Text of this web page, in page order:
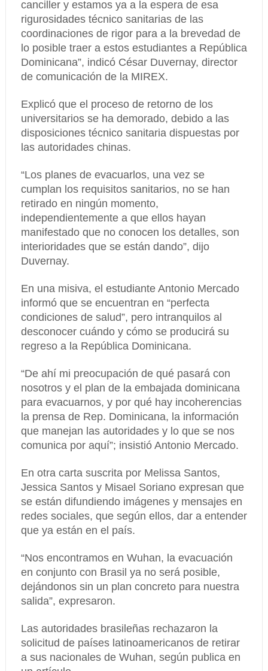
canciller y estamos ya a la espera de esa
rigurosidades técnico sanitarias de las
coordinaciones de rigor para a la brevedad de
lo posible traer a estos estudiantes a República
Dominicana”, indicó César Duvernay, director
de comunicación de la MIREX.
Explicó que el proceso de retorno de los
universitarios se ha demorado, debido a las
disposiciones técnico sanitaria dispuestas por
las autoridades chinas.
“Los planes de evacuarlos, una vez se
cumplan los requisitos sanitarios, no se han
retirado en ningún momento,
independientemente a que ellos hayan
manifestado que no conocen los detalles, son
interioridades que se están dando”, dijo
Duvernay.
En una misiva, el estudiante Antonio Mercado
informó que se encuentran en “perfecta
condiciones de salud”, pero intranquilos al
desconocer cuándo y cómo se producirá su
regreso a la República Dominicana.
“De ahí mi preocupación de qué pasará con
nosotros y el plan de la embajada dominicana
para evacuarnos, y por qué hay incoherencias
la prensa de Rep. Dominicana, la información
que manejan las autoridades y lo que se nos
comunica por aquí”; insistió Antonio Mercado.
En otra carta suscrita por Melissa Santos,
Jessica Santos y Misael Soriano expresan que
se están difundiendo imágenes y mensajes en
redes sociales, que según ellos, dar a entender
que ya están en el país.
“Nos encontramos en Wuhan, la evacuación
en conjunto con Brasil ya no será posible,
dejándonos sin un plan concreto para nuestra
salida”, expresaron.
Las autoridades brasileñas rechazaron la
solicitud de países latinoamericanos de retirar
a sus nacionales de Wuhan, según publica en